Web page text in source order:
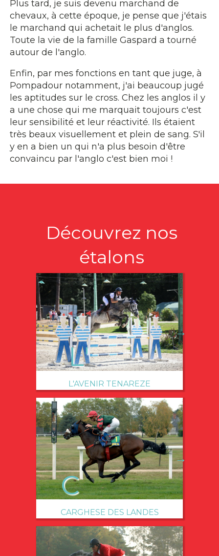
Plus tard, je suis devenu marchand de
chevaux, à cette époque, je pense que j'étais
le marchand qui achetait le plus d'anglos.
Toute la vie de la famille Gaspard a tourné
autour de l'anglo.
Enfin, par mes fonctions en tant que juge, à
Pompadour notamment, j'ai beaucoup jugé
les aptitudes sur le cross. Chez les anglos il y
a une chose qui me marquait toujours c'est
leur sensibilité et leur réactivité. Ils étaient
très beaux visuellement et plein de sang. S'il
y en a bien un qui n'a plus besoin d'être
convaincu par l'anglo c'est bien moi !
Découvrez nos
étalons
L'AVENIR TENAREZE
→
CARGHESE DES LANDES
→